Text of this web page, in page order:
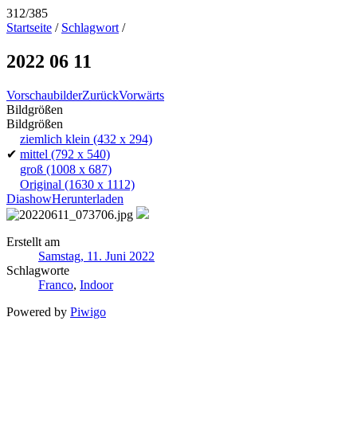
312/385
Startseite / Schlagwort /
2022 06 11
VorschaubilderZurückVorwärts
Bildgrößen
Bildgrößen
ziemlich klein (432 x 294)
✔ mittel (792 x 540)
groß (1008 x 687)
Original (1630 x 1112)
DiashowHerunterladen
Erstellt am
Samstag, 11. Juni 2022
Schlagworte
Franco, Indoor
Powered by Piwigo